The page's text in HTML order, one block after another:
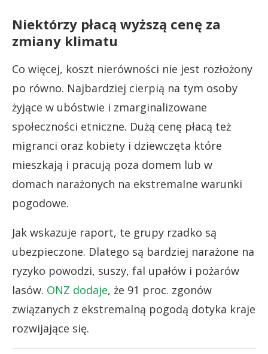
Niektórzy płacą wyższą cenę za
zmiany klimatu
Co więcej, koszt nierówności nie jest rozłożony
po równo. Najbardziej cierpią na tym osoby
żyjące w ubóstwie i zmarginalizowane
społeczności etniczne. Dużą cenę płacą też
migranci oraz kobiety i dziewczęta które
mieszkają i pracują poza domem lub w
domach narażonych na ekstremalne warunki
pogodowe.
Jak wskazuje raport, te grupy rzadko są
ubezpieczone. Dlatego są bardziej narażone na
ryzyko powodzi, suszy, fal upałów i pożarów
lasów. ONZ dodaje, że 91 proc. zgonów
związanych z ekstremalną pogodą dotyka kraje
rozwijające się.